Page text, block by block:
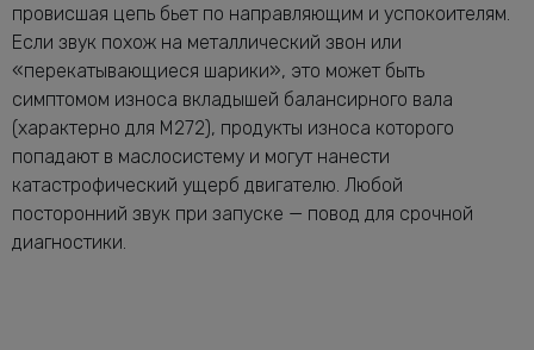
провисшая цепь бьет по направляющим и успокоителям.
Если звук похож на металлический звон или
«перекатывающиеся шарики», это может быть
симптомом износа вкладышей балансирного вала
(характерно для M272), продукты износа которого
попадают в маслосистему и могут нанести
катастрофический ущерб двигателю. Любой
посторонний звук при запуске — повод для срочной
диагностики.